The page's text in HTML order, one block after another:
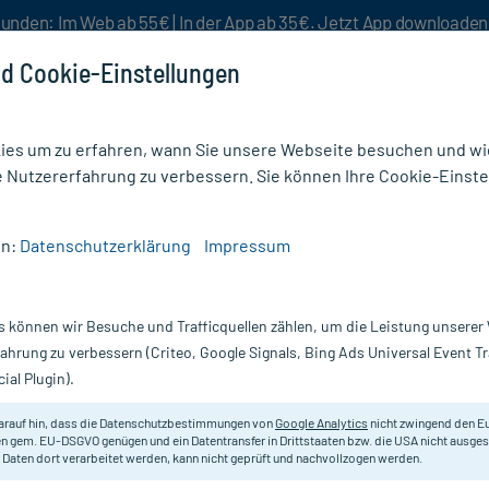
Im Web ab 55€ | In der App ab 35€. Jetzt App downloaden
bei Hunden
wärmeren Tage tauchen in der Natur
auf, die
Ihren vierbeinigen Freund darstellen können. Finden Sie im
Sprays, Lotionen oder Tropfen. Außerdem finden
.
Cookie-Einstellungen
um zu erfahren, wann Sie unsere Webseite besuchen und
Nutzererfahrung zu verbessern. Sie können Ihre Cookie-
Datenschutzerklärung Impressum
können wir Besuche und Trafficquellen zählen, um die Leistung unserer
zu verbessern (Criteo, Google Signals, Bing Ads Universal Event
Plugin).
hin, dass die Datenschutzbestimmungen vonGoogle Analytics nicht zwingend den
gem. EU-DSGVO genügen und ein Datentransfer in Drittstaaten bzw. die USA nicht
Daten dort verarbeitet werden, kann nicht geprüft und nachvollzogen werden.